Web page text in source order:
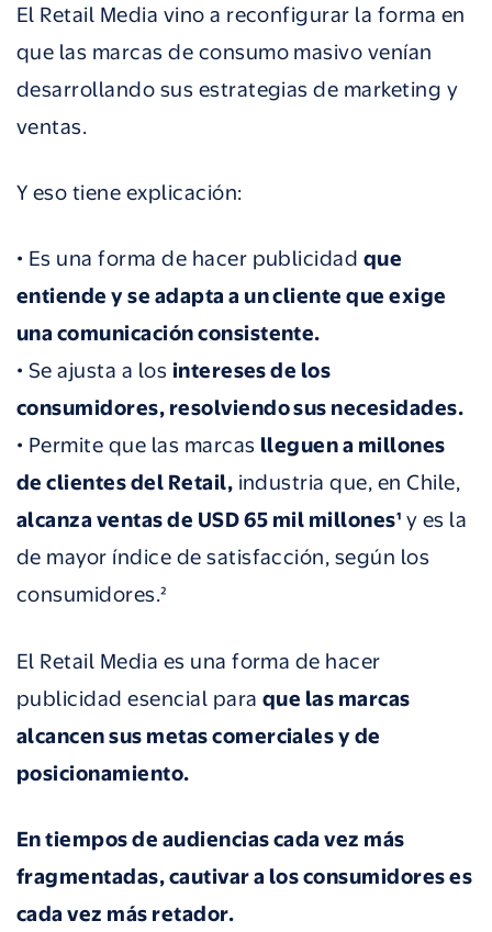
El Retail Media vino a reconfigurar la forma en
que las marcas de consumo masivo venían
desarrollando sus estrategias de marketing y
ventas.
Y eso tiene explicación:
• Es una forma de hacer publicidad que
entiende y se adapta a un cliente que exige
una comunicación consistente.
• Se ajusta a los intereses de los
consumidores, resolviendo sus necesidades.
• Permite que las marcas lleguen a millones
de clientes del Retail, industria que, en Chile,
alcanza ventas de USD 65 mil millones¹ y es la
de mayor índice de satisfacción, según los
consumidores.²
El Retail Media es una forma de hacer
publicidad esencial para que las marcas
alcancen sus metas comerciales y de
posicionamiento.
En tiempos de audiencias cada vez más
fragmentadas, cautivar a los consumidores es
cada vez más retador.